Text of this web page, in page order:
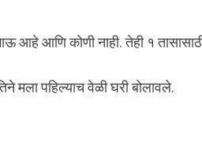
आहे आणि कोणी नाही. तेही १
मला पहिल्याच वेळी घरी बोलावले.